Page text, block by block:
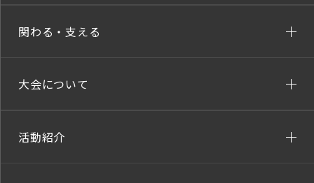
関わる・支える
大会について
活動紹介